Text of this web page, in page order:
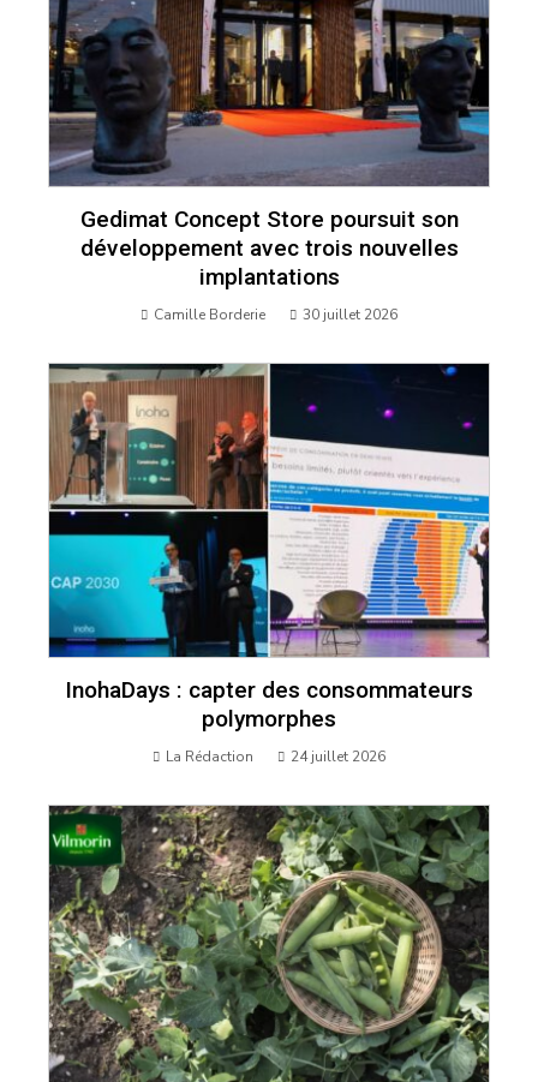
Gedimat Concept Store poursuit son
développement avec trois nouvelles
implantations
Camille Borderie 30 juillet 2026
InohaDays : capter des consommateurs
polymorphes
La Rédaction 24 juillet 2026